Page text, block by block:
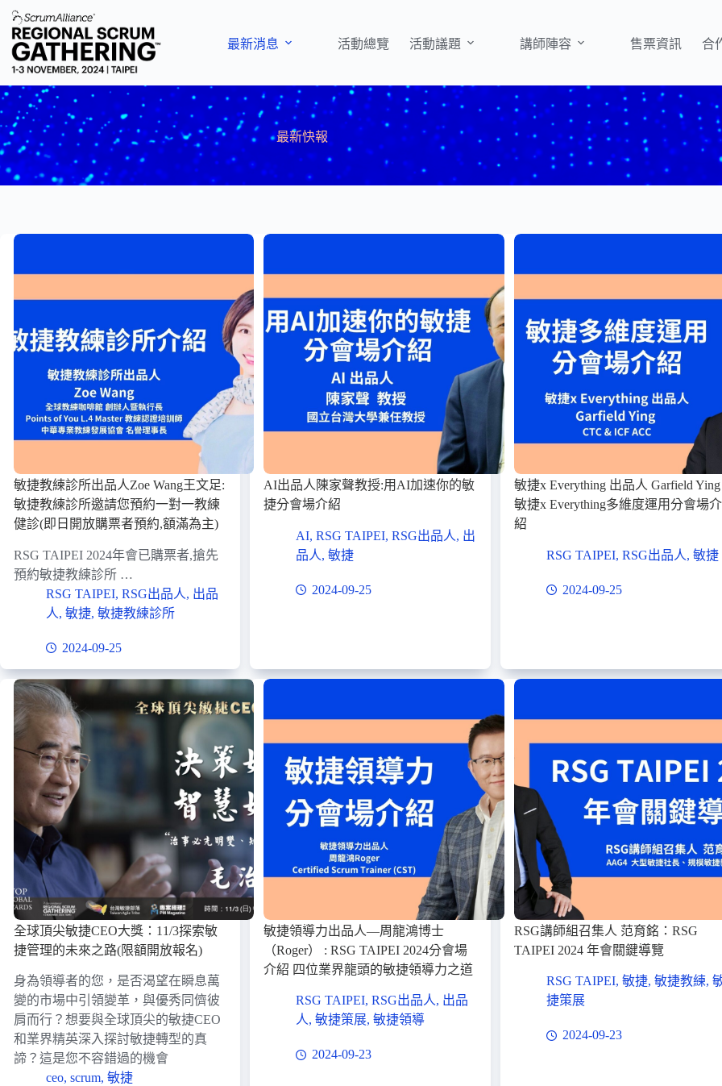
主
要
內
容
最新消息 活動總覽 活動議題 講師陣容 售票資訊 合
最新快報
敏捷教練診所出品人Zoe Wang王文足:
敏捷教練診所邀請您預約一對一教練
健診(即日開放購票者預約,額滿為主)
RSG TAIPEI 2024年會已購票者,搶先
預約敏捷教練診所 …
RSG TAIPEI, RSG出品人, 出品
人, 敏捷, 敏捷教練診所
2024-09-25
AI出品人陳家聲教授:用AI加速你的敏
捷分會場介紹
AI,RSG TAIPEI,RSG出品人, 出
品人,敏捷
2024-09-25
敏捷x Everything 出品人 Garfield
敏捷x Everything多維度運用分會場介
紹
RSG TAIPEI, RSG出品人, 敏捷
2024-09-25
全球頂尖敏捷CEO大獎：11/3探索敏
捷管理的未來之路(限額開放報名)
身為領導者的您，是否渴望在瞬息萬
變的市場中引領變革，與優秀同儕彼
肩而行？想要與全球頂尖的敏捷CEO
和業界精英深入探討敏捷轉型的真
諦？這是您不容錯過的機會
ceo, scrum, 敏捷
敏捷領導力出品人—周龍鴻博士
（Roger） : RSG TAIPEI 2024分會場
介紹 四位業界龍頭的敏捷領導力之道
RSG TAIPEI,RSG出品人, 出品
人,敏捷策展,敏捷領導
2024-09-23
RSG講師組召集人 范育銘：RSG
TAIPEI 2024 年會關鍵導覽
RSG TAIPEI, 敏捷, 敏捷教練,
捷策展
2024-09-23